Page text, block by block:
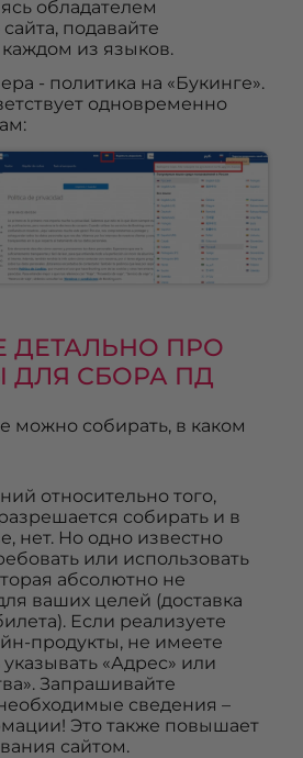
обладателем
подавайте
из языков.
- политика на «Букинге».
одновременно
ДЕТАЛЬНО ПРО
СБОРА ПД
можно собирать, в каком
относительно того,
собирать и в
нет. Но одно известно
или использовать
абсолютно не
ваших целей (доставка
Если реализуете
продукты, не имеете
«Адрес» или
Запрашивайте
сведения –
Это также повышает
сайтом.